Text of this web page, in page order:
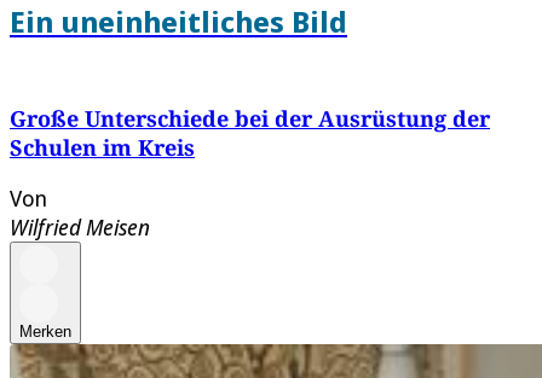
Ein uneinheitliches Bild
Große Unterschiede bei der Ausrüstung der
Schulen im Kreis
Von
Wilfried Meisen
Merken